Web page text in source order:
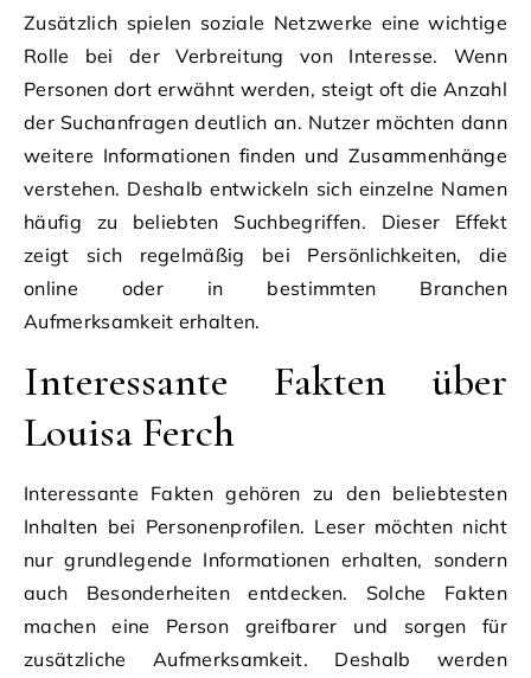
Zusätzlich spielen soziale Netzwerke eine wichtige
Rolle bei der Verbreitung von Interesse. Wenn
Personen dort erwähnt werden, steigt oft die Anzahl
der Suchanfragen deutlich an. Nutzer möchten dann
weitere Informationen finden und Zusammenhänge
verstehen. Deshalb entwickeln sich einzelne Namen
häufig zu beliebten Suchbegriffen. Dieser Effekt
zeigt sich regelmäßig bei Persönlichkeiten, die
online oder in bestimmten Branchen
Aufmerksamkeit erhalten.
Interessante Fakten über
Louisa Ferch
Interessante Fakten gehören zu den beliebtesten
Inhalten bei Personenprofilen. Leser möchten nicht
nur grundlegende Informationen erhalten, sondern
auch Besonderheiten entdecken. Solche Fakten
machen eine Person greifbarer und sorgen für
zusätzliche Aufmerksamkeit. Deshalb werden